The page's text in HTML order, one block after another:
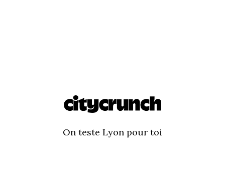
On teste Lyon pour toi